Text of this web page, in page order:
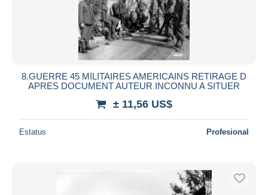
8.GUERRE 45 MILITAIRES AMERICAINS RETIRAGE D
APRES DOCUMENT AUTEUR INCONNU A SITUER
± 11,56 US$
Estatus Profesional